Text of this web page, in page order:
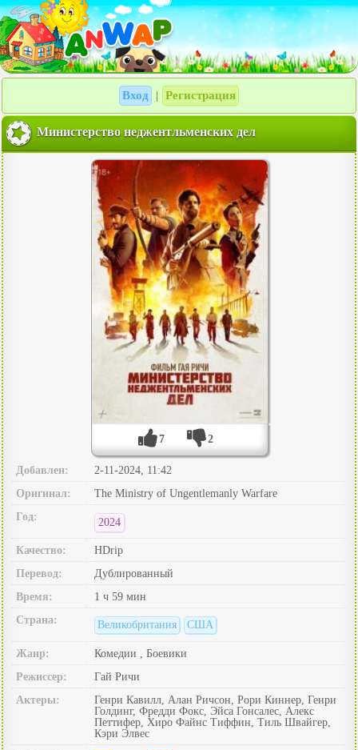
Вход Регистрация
Министерство неджентльменских дел
7 2
Добавлен:
2-11-2024, 11:42
Оригинал:
The Ministry of Ungentlemanly Warfare
Год:
2024
Качество:
HDrip
Перевод:
Дублированный
Время:
1 ч 59 мин
Страна:
Великобритания США
Жанр:
Комедии , Боевики
Режиссер:
Гай Ричи
Актеры:
Генри Кавилл, Алан Ричсон, Рори Киннер, Генри
Голдинг, Фредди Фокс, Эйса Гонсалес, Алекс
Петтифер, Хиро Файнс Тиффин, Тиль Швайгер,
Кэри Элвес